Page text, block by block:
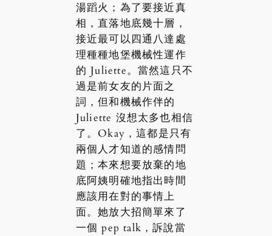
湯蹈火；為了要接近真
相，直落地底幾十層，
接近最可以四通八達處
理種種地堡機械性運作
的 Juliette。當然這只不
過是前女友的片面之
詞，但和機械作伴的
Juliette 沒想太多也相信
了。Okay，這都是只有
兩個人才知道的感情問
題；本來想要放棄的地
底阿姨明確地指出時間
應該用在對的事情上
面。她放大招簡單來了
一個 pep talk，訴說當